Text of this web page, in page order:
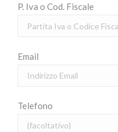
P. Iva o Cod. Fiscale
Email
Telefono